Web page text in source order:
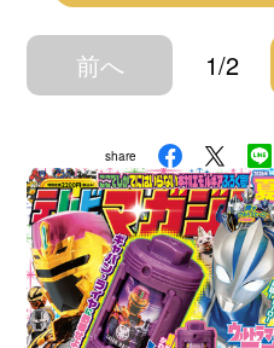
前へ 1/2
share